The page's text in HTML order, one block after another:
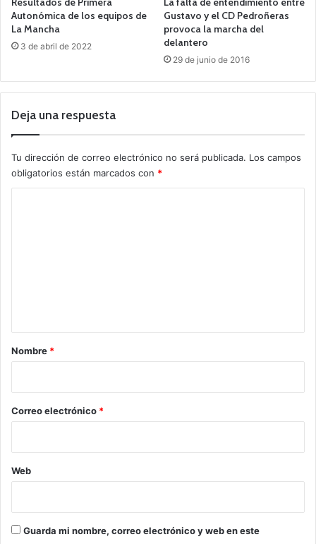
Autonómica de los equipos de
La Mancha
3 de abril de 2022
Gustavo y el CD Pedroñeras
provoca la marcha del
delantero
29 de junio de 2016
Deja una respuesta
Tu dirección de correo electrónico no será publicada. Los campos
obligatorios están marcados con *
r
*
Nombre *
Correo electrónico *
Web
Guarda mi nombre, correo electrónico y web en este